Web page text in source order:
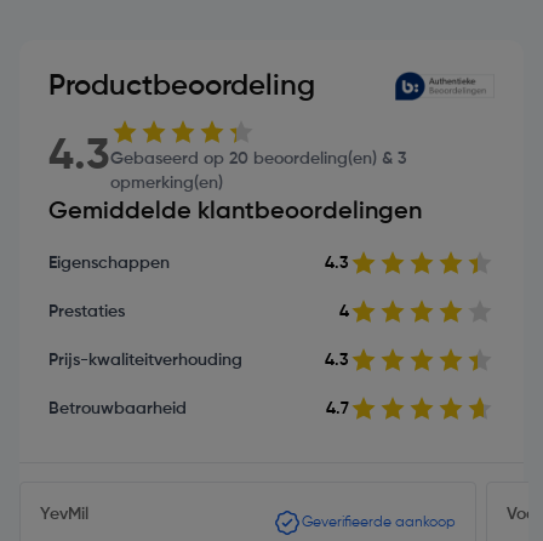
Productbeoordeling
4.3Gebaseerd op 20 beoordeling(en) & 3
opmerking(en)
Gemiddelde klantbeoordelingen
Eigenschappen 4.3
Prestaties 4
Prijs-kwaliteitverhouding 4.3
Betrouwbaarheid 4.7
YevMil Geverifieerde aankoop